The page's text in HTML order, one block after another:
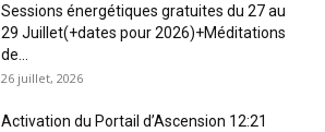
Sessions énergétiques gratuites du 27 au
29 Juillet(+dates pour 2026)+Méditations
de...
26 juillet, 2026
Activation du Portail d’Ascension 12:21